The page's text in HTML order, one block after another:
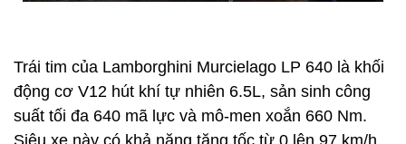
Trái tim của Lamborghini Murcielago LP 640 là khối
động cơ V12 hút khí tự nhiên 6.5L, sản sinh công
suất tối đa 640 mã lực và mô-men xoắn 660 Nm.
Siêu xe này có khả năng tăng tốc từ 0 lên 97 km/h